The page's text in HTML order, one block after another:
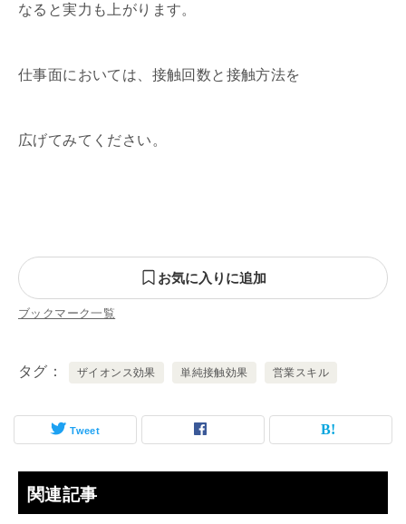
なると実力も上がります。
仕事面においては、接触回数と接触方法を
広げてみてください。
お気に入りに追加
ブックマーク一覧
タグ ザイオンス効果 単純接触効果 営業スキル
Tweet
関連記事